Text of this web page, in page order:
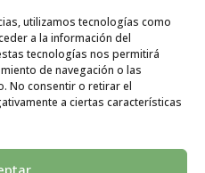
utilizamos tecnologías como
a la información del
tecnologías nos permitirá
de navegación o las
No consentir o retirar el
a ciertas características